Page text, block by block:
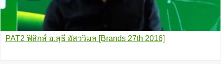
PAT2 ฟิสิกส์ อ.สุธี อัสววิมล [Brands 27th 2016]